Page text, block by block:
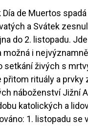
de Muertos
a Svátek
do 2. listopadu.
možná i
setkání živých s
přitom rituály a prvky
náboženství Jižní
katolických a
1. listopadu se